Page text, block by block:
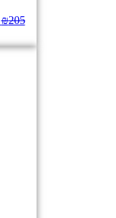
₪205